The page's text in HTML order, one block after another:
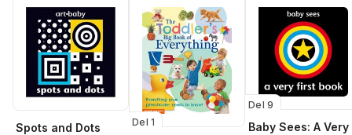
Spots and Dots Del 1
Del 9
Baby Sees: A Very